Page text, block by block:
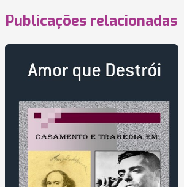
Publicações relacionadas